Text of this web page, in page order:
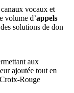
vocaux et
volume d’appels
solutions de don
aux
ajoutée tout en
Rouge